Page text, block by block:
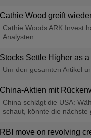
Cathie Wood greift
Cathie Woods ARK Invest
Analysten....
Stocks Settle Higher as
Um den gesamten Artikel
China-Aktien mit
China schlägt die USA:
schaut, könnte die nächste
RBI move on revolving